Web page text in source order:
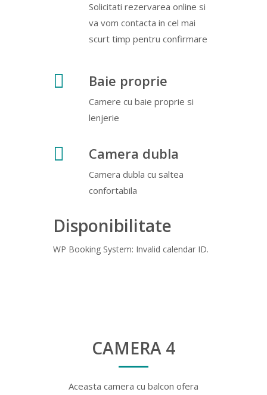
Solicitati rezervarea online si
va vom contacta in cel mai
scurt timp pentru confirmare
Baie proprie
Camere cu baie proprie si
lenjerie
Camera dubla
Camera dubla cu saltea
confortabila
Disponibilitate
WP Booking System: Invalid calendar ID.
CAMERA 4
Aceasta camera cu balcon ofera